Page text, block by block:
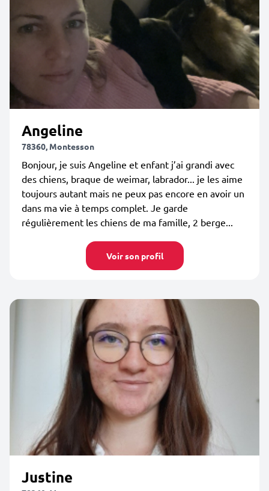
Angeline
78360, Montesson
Bonjour, je suis Angeline et enfant j’ai grandi avec
des chiens, braque de weimar, labrador... je les aime
toujours autant mais ne peux pas encore en avoir un
dans ma vie à temps complet. Je garde
régulièrement les chiens de ma famille, 2 berge...
Voir son profil
Justine